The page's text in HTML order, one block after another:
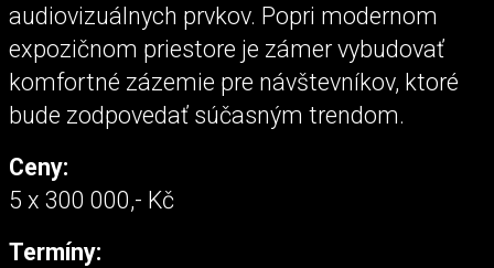
audiovizuálnych prvkov. Popri modernom
expozičnom priestore je zámer vybudovať
komfortné zázemie pre návštevníkov, ktoré
bude zodpovedať súčasným trendom.
Ceny:
5 x 300 000,- Kč
Termíny: